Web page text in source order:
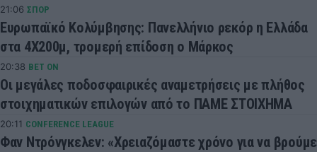
21:06 ΣΠΟΡ
Ευρωπαϊκό Κολύμβησης: Πανελλήνιο ρεκόρ η Ελλάδα
στα 4Χ200μ, τρομερή επίδοση ο Μάρκος
20:38 BET ON
Οι μεγάλες ποδοσφαιρικές αναμετρήσεις με πλήθος
στοιχηματικών επιλογών από το ΠΑΜΕ ΣΤΟΙΧΗΜΑ
20:11 CONFERENCE LEAGUE
Φαν Ντρόνγκελεν: «Χρειαζόμαστε χρόνο για να βρούμε